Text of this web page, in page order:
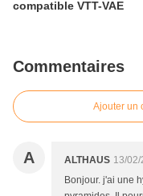
compatible VTT-VAE
Commentaires
Ajouter un
A ALTHAUS 13/02/
Bonjour. j'ai une